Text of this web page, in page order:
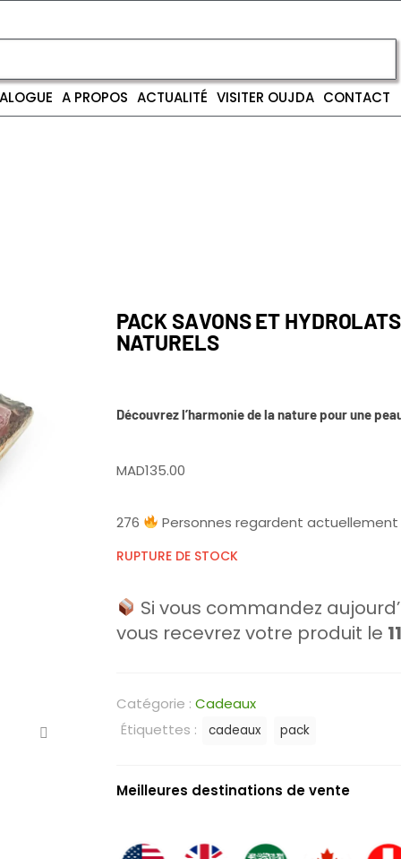
A PROPOS ACTUALITÉ VISITER OUJDA CONTACT
PACK SAVONS ET HYDROLATS
NATURELS
Découvrez l’harmonie de la nature pour une
MAD135.00
276 Personnes regardent
RUPTURE DE STOCK
Si vous commandez
vous recevrez votre produit le
Catégorie : Cadeaux
Étiquettes :
cadeaux pack
Meilleures destinations de vente